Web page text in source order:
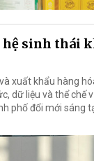
hệ sinh thái
xuất khẩu hàng
dữ liệu và thể chế
phố đổi mới sáng